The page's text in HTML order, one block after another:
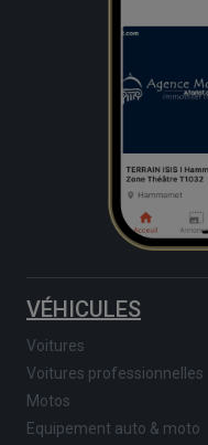
VÉHICULES
Voitures
Voitures professionnelles
Motos
Equipement auto & moto